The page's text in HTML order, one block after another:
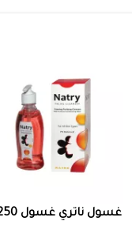
غسول ناتري غسول 250 مل